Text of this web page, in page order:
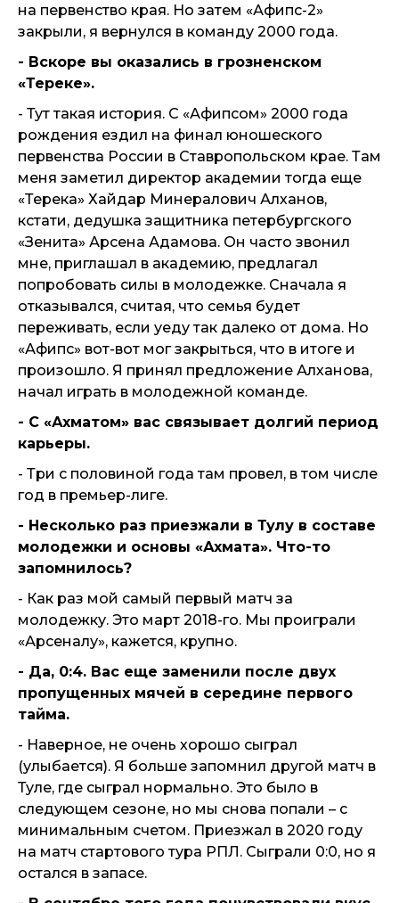
на первенство края. Но затем «Афипс-2»
закрыли, я вернулся в команду 2000 года.
- Вскоре вы оказались в грозненском
«Тереке».
- Тут такая история. С «Афипсом» 2000 года
рождения ездил на финал юношеского
первенства России в Ставропольском крае. Там
меня заметил директор академии тогда еще
«Терека» Хайдар Минералович Алханов,
кстати, дедушка защитника петербургского
«Зенита» Арсена Адамова. Он часто звонил
мне, приглашал в академию, предлагал
попробовать силы в молодежке. Сначала я
отказывался, считая, что семья будет
переживать, если уеду так далеко от дома. Но
«Афипс» вот-вот мог закрыться, что в итоге и
произошло. Я принял предложение Алханова,
начал играть в молодежной команде.
- С «Ахматом» вас связывает долгий период
карьеры.
- Три с половиной года там провел, в том числе
год в премьер-лиге.
- Несколько раз приезжали в Тулу в составе
молодежки и основы «Ахмата». Что-то
запомнилось?
- Как раз мой самый первый матч за
молодежку. Это март 2018-го. Мы проиграли
«Арсеналу», кажется, крупно.
- Да, 0:4. Вас еще заменили после двух
пропущенных мячей в середине первого
тайма.
- Наверное, не очень хорошо сыграл
(улыбается). Я больше запомнил другой матч в
Туле, где сыграл нормально. Это было в
следующем сезоне, но мы снова попали – с
минимальным счетом. Приезжал в 2020 году
на матч стартового тура РПЛ. Сыграли 0:0, но я
остался в запасе.